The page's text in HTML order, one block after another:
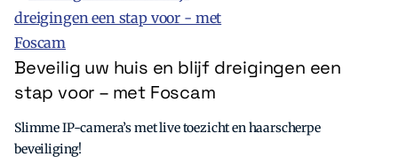
Beveilig uw huis en blijf dreigingen een
stap voor – met Foscam
Slimme IP-camera’s met live toezicht en haarscherpe
beveiliging!